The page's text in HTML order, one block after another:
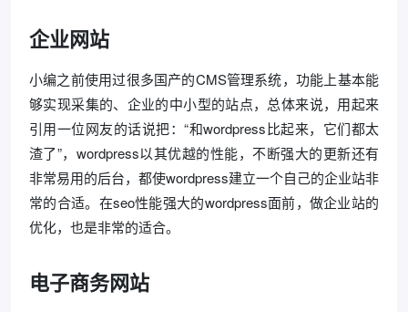
企业网站
小编之前使用过很多国产的CMS管理系统，功能上基本能
够实现采集的、企业的中小型的站点，总体来说，用起来
引用一位网友的话说把：“和wordpress比起来，它们都太
渣了”，wordpress以其优越的性能，不断强大的更新还有
非常易用的后台，都使wordpress建立一个自己的企业站非
常的合适。在seo性能强大的wordpress面前，做企业站的
优化，也是非常的适合。
电子商务网站